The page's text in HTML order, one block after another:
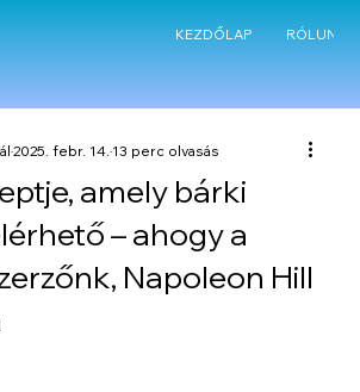
KEZDŐLAP RÓLUNK
amely bárki
– ahogy a
Napoleon Hill
2025. febr. 14.13 perc olvasás